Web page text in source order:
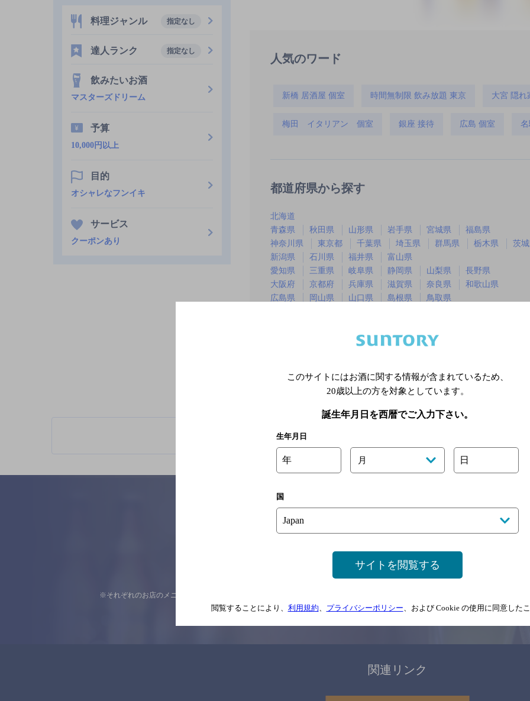
人気のワード
新橋 居酒屋 個室 時間無制限 飲み放題 東京 大宮 隠れ
梅田 イタリアン 個室 銀座 接待 広島 個室
都道府県から探す
北海道
青森県
秋田県 山形県 岩手県 宮城県
福島県
神奈川県
東京都 千葉県 埼玉県 群馬県 栃木県
茨
新潟県
石川県 福井県
富山県
愛知県
三重県 岐阜県 静岡県 山梨県
長野県
大阪府
京都府 兵庫県 滋賀県 奈良県
和歌山県
広島県
岡山県 山口県 島根県
鳥取県
※店舗によりハイボール取り扱い銘
料理ジャンル 指定なし
達人ランク 指定なし
飲みたいお酒
マスターズドリーム
予算
10,000円以上
目的
オシャレなフンイキ
サービス
クーポンあり
ご意見・ご感想
※それぞれのお店のメニューや営業時間などの掲載情報については、 念のためお店にご確
関連リンク
このサイトにはお酒に関する情報が含まれているため、
20歳以上の方を対象としています。
誕生年月日を西暦でご入力下さい。
生年月日
年 月 日
国
サイトを閲覧する
閲覧することにより、 利用規約、 プライバシーポリシー、および Cookie の使用に同意した